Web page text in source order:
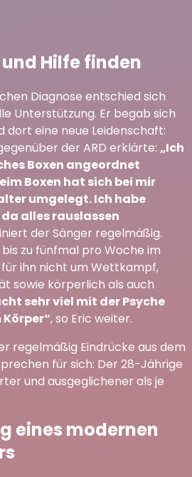
Hilfe finden
Diagnose entschied sich
Unterstützung. Er begab sich
dort eine neue Leidenschaft:
der ARD erklärte: „Ich
Boxen angeordnet
Boxen hat sich bei mir
umgelegt. Ich habe
alles rauslassen
der Sänger regelmäßig.
zu fünfmal pro Woche im
für ihn nicht um Wettkampf,
sowie körperlich als auch
sehr viel mit der Psyche
, so Eric weiter.
regelmäßig Eindrücke aus dem
für sich: Der 28-Jährige
und ausgeglichener als je
eines modernen